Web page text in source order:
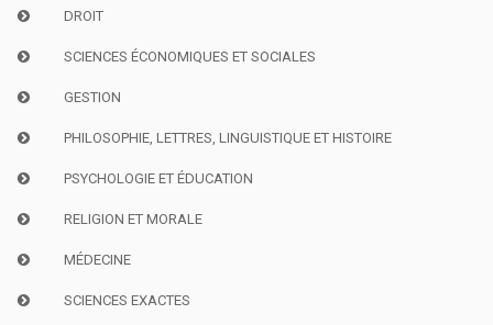
DROIT
SCIENCES ÉCONOMIQUES ET SOCIALES
GESTION
PHILOSOPHIE, LETTRES, LINGUISTIQUE ET HISTOIRE
PSYCHOLOGIE ET ÉDUCATION
RELIGION ET MORALE
MÉDECINE
SCIENCES EXACTES